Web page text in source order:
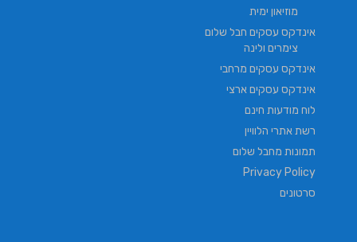
מוזיאון ימית
אינדקס עסקים חבל שלום
צימרים ולינה
אינדקס עסקים מרחבי
אינדקס עסקים ארצי
לוח מודעות חינם
רשת אתרי הלוויין
תמונות מחבל שלום
Privacy Policy
סרטונים